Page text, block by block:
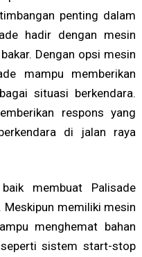
penting dalam
hadir dengan mesin
Dengan opsi mesin
mampu memberikan
situasi berkendara.
respons yang
di jalan raya
membuat Palisade
memiliki mesin
menghemat bahan
sistem start-stop